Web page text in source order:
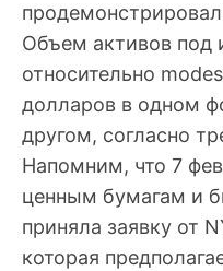
Объем активов под
относительно
долларов в одном
другом, согласно
Напомним, что 7
ценным бумагам и
приняла заявку от
которая